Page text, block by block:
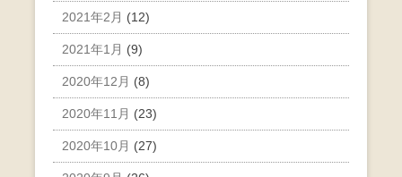
2021年2月 (12)
2021年1月 (9)
2020年12月 (8)
2020年11月 (23)
2020年10月 (27)